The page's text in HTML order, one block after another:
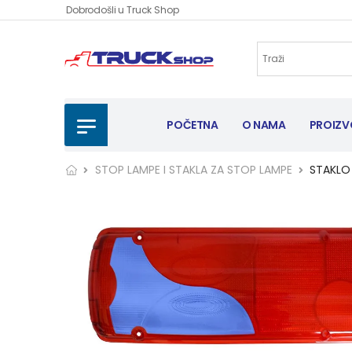
Dobrodošli u Truck Shop
POČETNA O NAMA
STOP LAMPE I STAKLA ZA STOP LAMPE